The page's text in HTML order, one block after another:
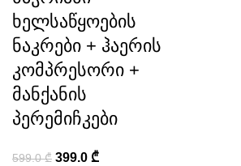
ხელსაწყოების
ნაკრები + ჰაერის
კომპრესორი +
მანქანის
პერემიჩკები
599.0₾ 399.0 ₾